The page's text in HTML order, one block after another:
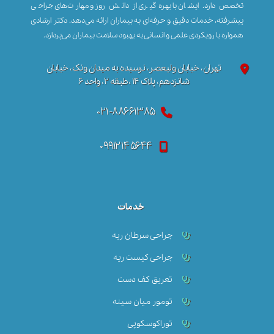
تخصص دارد. ایشان با بهره‌گیری از دانش روز و مهارت‌های جراحی
پیشرفته، خدمات دقیق و حرفه‌ای به بیماران ارائه می‌دهد. دکتر ارشادی
همواره با رویکردی علمی و انسانی به بهبود سلامت بیماران می‌پردازد.
تهران، خیابان ولیعصر، نرسیده به میدان ونک، خیابان
شانزدهم، پلاک ۱۴ ،طبقه ۲، واحد ۶
۰۲۱-۸۸۶۶۱۳۸۵
۰۹۹۱۲۱۴۵۶۴۴
خدمات
جراحی سرطان ریه
جراحی کیست ریه
تعریق کف دست
تومور میان سینه‌
توراکوسکوپی